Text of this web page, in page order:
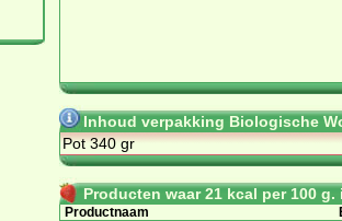
Inhoud verpakking Biologische
Pot 340 gr
Producten waar 21 kcal per 100
Productnaam